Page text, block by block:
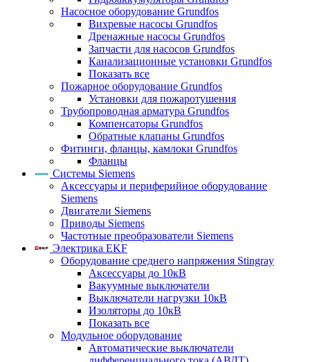
Насосное оборудование Grundfos
Вихревые насосы Grundfos
Дренажные насосы Grundfos
Запчасти для насосов Grundfos
Канализационные установки Grundfos
Показать все
Пожарное оборудование Grundfos
Установки для пожаротушения
Трубопроводная арматура Grundfos
Компенсаторы Grundfos
Обратные клапаны Grundfos
Фитинги, фланцы, камлоки Grundfos
Фланцы
Системы Siemens
Аксессуары и периферийное оборудование
Siemens
Двигатели Siemens
Приводы Siemens
Частотные преобразователи Siemens
Электрика EKF
Оборудование среднего напряжения Stingray
Аксессуары до 10кВ
Вакуумные выключатели
Выключатели нагрузки 10кВ
Изоляторы до 10кВ
Показать все
Модульное оборудование
Автоматические выключатели